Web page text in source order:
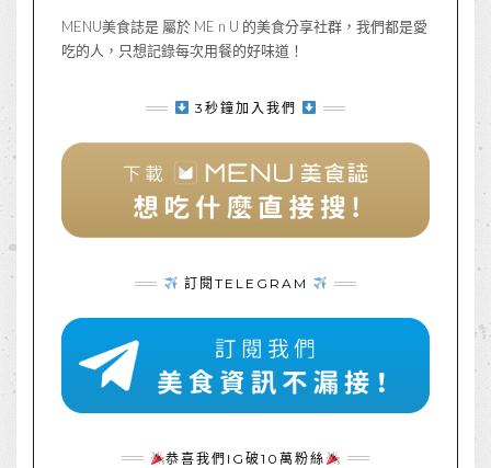
MENU美食誌是 屬於 ME n U 的美食分享社群，我們都是愛
吃的人，只想記錄每次用餐的好味道！
3秒鐘加入我們
訂閱TELEGRAM
恭喜我們IG破10萬粉絲